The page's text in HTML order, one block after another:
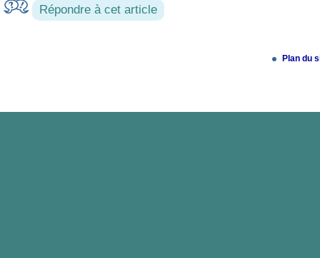
Répondre à cet article
Plan du